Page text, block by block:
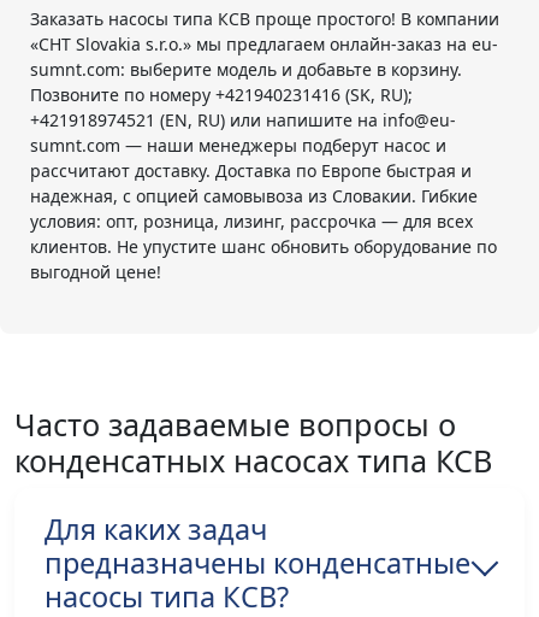
Заказать насосы типа КСВ проще простого! В компании
«СНТ Slovakia s.r.o.» мы предлагаем онлайн-заказ на eu-
sumnt.com: выберите модель и добавьте в корзину.
Позвоните по номеру +421940231416 (SK, RU);
+421918974521 (EN, RU) или напишите на info@eu-
sumnt.com — наши менеджеры подберут насос и
рассчитают доставку. Доставка по Европе быстрая и
надежная, с опцией самовывоза из Словакии. Гибкие
условия: опт, розница, лизинг, рассрочка — для всех
клиентов. Не упустите шанс обновить оборудование по
выгодной цене!
Часто задаваемые вопросы о
конденсатных насосах типа КСВ
Для каких задач
предназначены конденсатные
насосы типа КСВ?